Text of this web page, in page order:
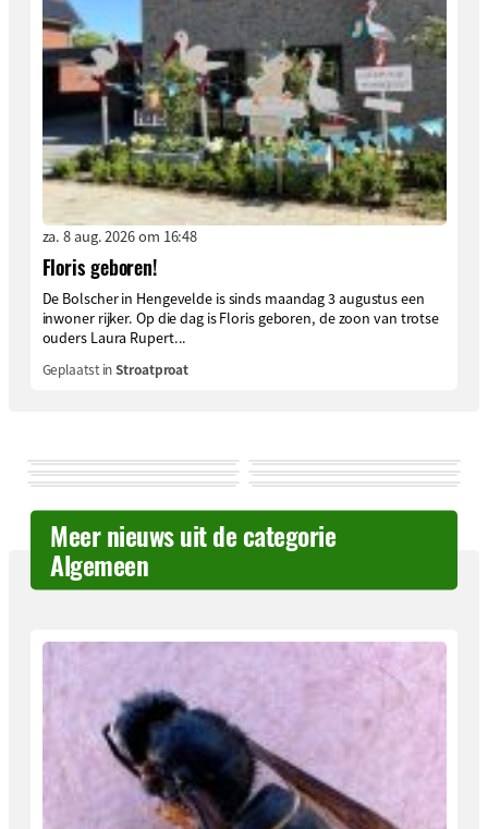
za. 8 aug. 2026 om 16:48
Floris geboren!
De Bolscher in Hengevelde is sinds maandag 3 augustus een
inwoner rijker. Op die dag is Floris geboren, de zoon van trotse
ouders Laura Rupert...
Geplaatst inStroatproat
Meer nieuws uit de categorie
Algemeen